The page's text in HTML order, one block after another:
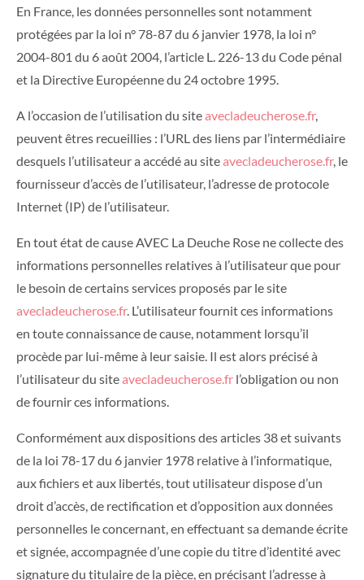
En France, les données personnelles sont notamment
protégées par la loi n° 78-87 du 6 janvier 1978, la loi n°
2004-801 du 6 août 2004, l’article L. 226-13 du Code pénal
et la Directive Européenne du 24 octobre 1995.
A l’occasion de l’utilisation du siteavecladeucherose.fr,
peuvent êtres recueillies : l’URL des liens par l’intermédiaire
desquels l’utilisateur a accédé au siteavecladeucherose.fr, le
fournisseur d’accès de l’utilisateur, l’adresse de protocole
Internet (IP) de l’utilisateur.
En tout état de cause AVEC La Deuche Rose ne collecte des
informations personnelles relatives à l’utilisateur que pour
le besoin de certains services proposés par le site
avecladeucherose.fr. L’utilisateur fournit ces informations
en toute connaissance de cause, notamment lorsqu’il
procède par lui-même à leur saisie. Il est alors précisé à
l’utilisateur du siteavecladeucherose.fr l’obligation ou non
de fournir ces informations.
Conformément aux dispositions des articles 38 et suivants
de la loi 78-17 du 6 janvier 1978 relative à l’informatique,
aux fichiers et aux libertés, tout utilisateur dispose d’un
droit d’accès, de rectification et d’opposition aux données
personnelles le concernant, en effectuant sa demande écrite
et signée, accompagnée d’une copie du titre d’identité avec
signature du titulaire de la pièce, en précisant l’adresse à